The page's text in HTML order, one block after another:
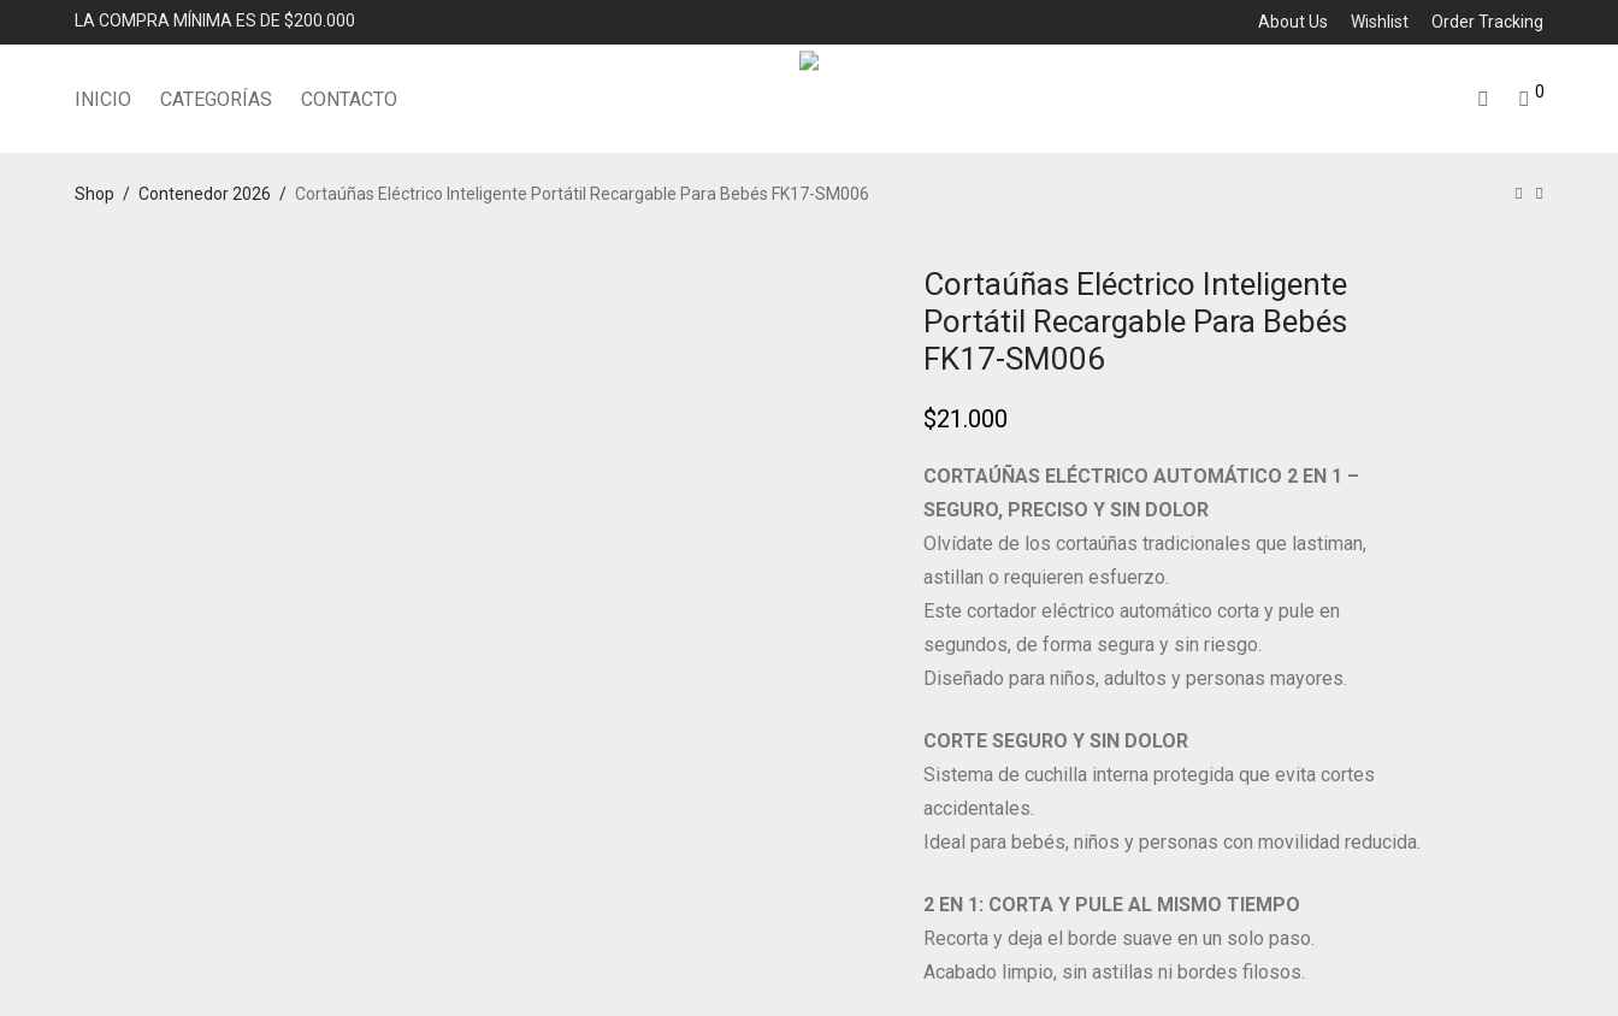
LA COMPRA MÍNIMA ES DE $200.000 About Us Wishlist Order Tracking
INICIO CATEGORÍAS CONTACTO 0
Shop / Contenedor 2026 / Cortaúñas Eléctrico Inteligente Portátil Recargable Para Bebés FK17-SM006
Cortaúñas Eléctrico Inteligente
Portátil Recargable Para Bebés
FK17-SM006
$21.000
CORTAÚÑAS ELÉCTRICO AUTOMÁTICO 2 EN 1 –
SEGURO, PRECISO Y SIN DOLOR
Olvídate de los cortaúñas tradicionales que lastiman,
astillan o requieren esfuerzo.
Este cortador eléctrico automático corta y pule en
segundos, de forma segura y sin riesgo.
Diseñado para niños, adultos y personas mayores.
CORTE SEGURO Y SIN DOLOR
Sistema de cuchilla interna protegida que evita cortes
accidentales.
Ideal para bebés, niños y personas con movilidad reducida.
2 EN 1: CORTA Y PULE AL MISMO TIEMPO
Recorta y deja el borde suave en un solo paso.
Acabado limpio, sin astillas ni bordes filosos.